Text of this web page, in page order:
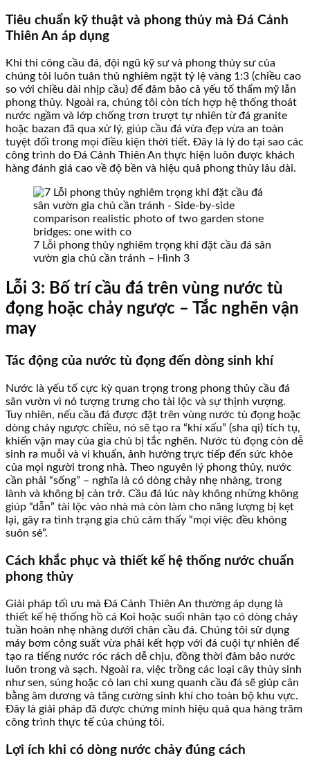
Tiêu chuẩn kỹ thuật và phong thủy mà Đá Cảnh
Thiên An áp dụng
Khi thi công cầu đá, đội ngũ kỹ sư và phong thủy sư của
chúng tôi luôn tuân thủ nghiêm ngặt tỷ lệ vàng 1:3 (chiều cao
so với chiều dài nhịp cầu) để đảm bảo cả yếu tố thẩm mỹ lẫn
phong thủy. Ngoài ra, chúng tôi còn tích hợp hệ thống thoát
nước ngầm và lớp chống trơn trượt tự nhiên từ đá granite
hoặc bazan đã qua xử lý, giúp cầu đá vừa đẹp vừa an toàn
tuyệt đối trong mọi điều kiện thời tiết. Đây là lý do tại sao các
công trình do Đá Cảnh Thiên An thực hiện luôn được khách
hàng đánh giá cao về độ bền và hiệu quả phong thủy lâu dài.
7 Lỗi phong thủy nghiêm trọng khi đặt cầu đá sân
vườn gia chủ cần tránh – Hình 3
Lỗi 3: Bố trí cầu đá trên vùng nước tù
đọng hoặc chảy ngược – Tắc nghẽn vận
may
Tác động của nước tù đọng đến dòng sinh khí
Nước là yếu tố cực kỳ quan trọng trong phong thủy cầu đá
sân vườn vì nó tượng trưng cho tài lộc và sự thịnh vượng.
Tuy nhiên, nếu cầu đá được đặt trên vùng nước tù đọng hoặc
dòng chảy ngược chiều, nó sẽ tạo ra “khí xấu” (sha qi) tích tụ,
khiến vận may của gia chủ bị tắc nghẽn. Nước tù đọng còn dễ
sinh ra muỗi và vi khuẩn, ảnh hưởng trực tiếp đến sức khỏe
của mọi người trong nhà. Theo nguyên lý phong thủy, nước
cần phải “sống” – nghĩa là có dòng chảy nhẹ nhàng, trong
lành và không bị cản trở. Cầu đá lúc này không những không
giúp “dẫn” tài lộc vào nhà mà còn làm cho năng lượng bị kẹt
lại, gây ra tình trạng gia chủ cảm thấy “mọi việc đều không
suôn sẻ”.
Cách khắc phục và thiết kế hệ thống nước chuẩn
phong thủy
Giải pháp tối ưu mà Đá Cảnh Thiên An thường áp dụng là
thiết kế hệ thống hồ cá Koi hoặc suối nhân tạo có dòng chảy
tuần hoàn nhẹ nhàng dưới chân cầu đá. Chúng tôi sử dụng
máy bơm công suất vừa phải kết hợp với đá cuội tự nhiên để
tạo ra tiếng nước róc rách dễ chịu, đồng thời đảm bảo nước
luôn trong và sạch. Ngoài ra, việc trồng các loại cây thủy sinh
như sen, súng hoặc cỏ lan chi xung quanh cầu đá sẽ giúp cân
bằng âm dương và tăng cường sinh khí cho toàn bộ khu vực.
Đây là giải pháp đã được chứng minh hiệu quả qua hàng trăm
công trình thực tế của chúng tôi.
Lợi ích khi có dòng nước chảy đúng cách